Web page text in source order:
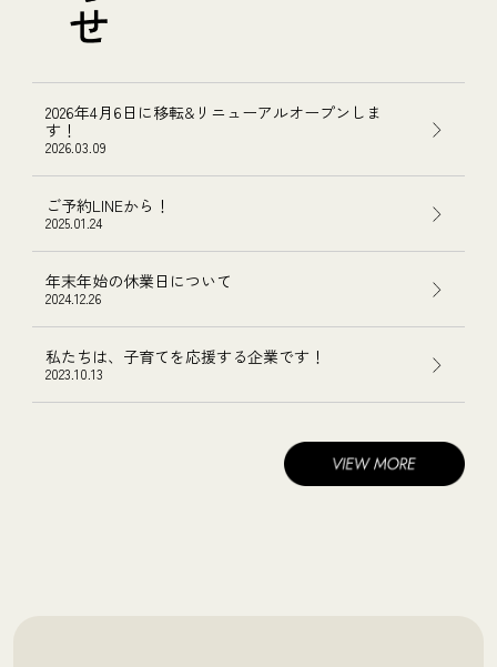
2026年4月6日に移転&リニューアルオープンしま
す！
2026.03.09
ご予約LINEから！
2025.01.24
年末年始の休業日について
2024.12.26
私たちは、子育てを応援する企業です！
2023.10.13